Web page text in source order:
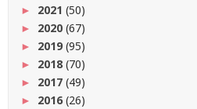
► 2021 (50)
► 2020 (67)
► 2019(95)
► 2018 (70)
► 2017 (49)
► 2016(26)